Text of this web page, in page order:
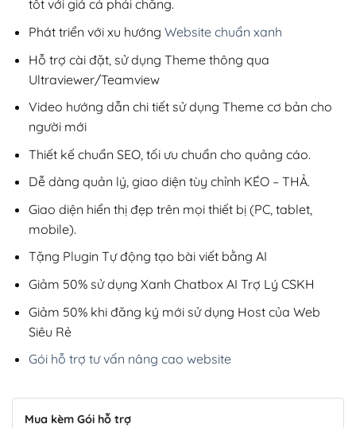
tốt với giá cả phải chăng.
Phát triển với xu hướng Website chuẩn xanh
Hỗ trợ cài đặt, sử dụng Theme thông qua
Ultraviewer/Teamview
Video hướng dẫn chi tiết sử dụng Theme cơ bản cho
người mới
Thiết kế chuẩn SEO, tối ưu chuẩn cho quảng cáo.
Dễ dàng quản lý, giao diện tùy chỉnh KÉO – THẢ.
Giao diện hiển thị đẹp trên mọi thiết bị (PC, tablet,
mobile).
Tặng Plugin Tự động tạo bài viết bằng AI
Giảm 50% sử dụng Xanh Chatbox AI Trợ Lý CSKH
Giảm 50% khi đăng ký mới sử dụng Host của Web
Siêu Rẻ
Gói hỗ trợ tư vấn nâng cao website
Mua kèm Gói hỗ trợ